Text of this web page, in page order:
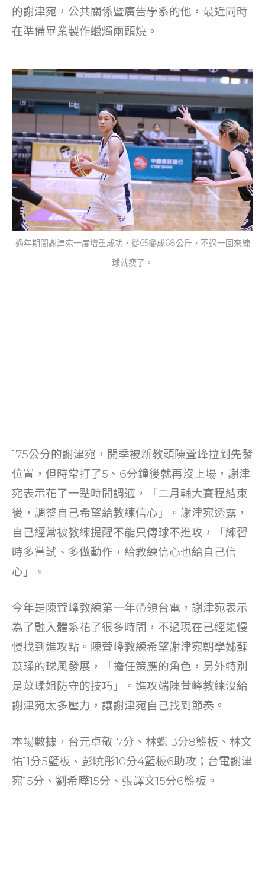
的謝津宛，公共關係暨廣告學系的他，最近同時
在準備畢業製作蠟燭兩頭燒。
過年期間謝津宛一度增重成功，從65變成68公斤，不過一回來練
球就瘦了。
175公分的謝津宛，開季被新教頭陳萓峰拉到先發
位置，但時常打了5、6分鐘後就再沒上場，謝津
宛表示花了一點時間調適，「二月輔大賽程結束
後，調整自己希望給教練信心」。謝津宛透露，
自己經常被教練提醒不能只傳球不進攻，「練習
時多嘗試、多做動作，給教練信心也給自己信
心」。
今年是陳萓峰教練第一年帶領台電，謝津宛表示
為了融入體系花了很多時間，不過現在已經能慢
慢找到進攻點。陳萓峰教練希望謝津宛朝學姊蘇
苡瑈的球風發展，「擔任策應的角色，另外特別
是苡瑈姐防守的技巧」。進攻端陳萓峰教練沒給
謝津宛太多壓力，讓謝津宛自己找到節奏。
本場數據，台元卓敬17分、林蝶13分8籃板、林文
佑11分5籃板、彭曉彤10分4籃板6助攻；台電謝津
宛15分、劉希曄15分、張譯文15分6籃板。